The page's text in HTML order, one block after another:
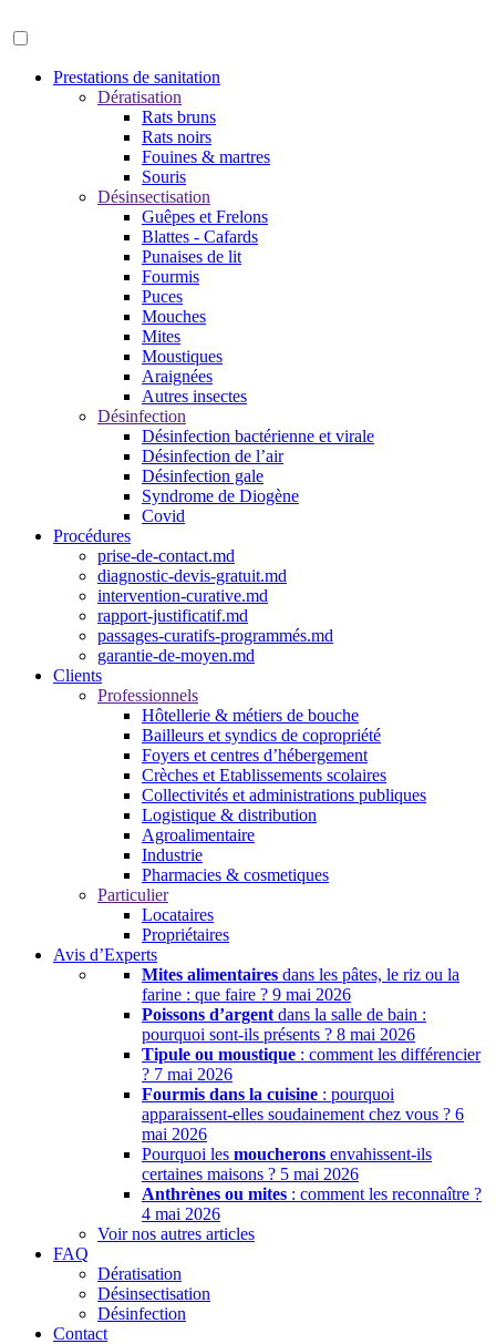
Prestations de sanitation
Dératisation
Rats bruns
Rats noirs
Fouines & martres
Souris
Désinsectisation
Guêpes et Frelons
Blattes - Cafards
Punaises de lit
Fourmis
Puces
Mouches
Mites
Moustiques
Araignées
Autres insectes
Désinfection
Désinfection bactérienne et virale
Désinfection de l’air
Désinfection gale
Syndrome de Diogène
Covid
Procédures
prise-de-contact.md
diagnostic-devis-gratuit.md
intervention-curative.md
rapport-justificatif.md
passages-curatifs-programmés.md
garantie-de-moyen.md
Clients
Professionnels
Hôtellerie & métiers de bouche
Bailleurs et syndics de copropriété
Foyers et centres d’hébergement
Crèches et Etablissements scolaires
Collectivités et administrations publiques
Logistique & distribution
Agroalimentaire
Industrie
Pharmacies & cosmetiques
Particulier
Locataires
Propriétaires
Avis d’Experts
Mites alimentaires dans les pâtes, le riz ou la
farine : que faire ? 9 mai 2026
Poissons d’argent dans la salle de bain :
pourquoi sont-ils présents ? 8 mai 2026
Tipule ou moustique : comment les différencier
? 7 mai 2026
Fourmis dans la cuisine : pourquoi
apparaissent-elles soudainement chez vous ? 6
mai 2026
Pourquoi les moucherons envahissent-ils
certaines maisons ? 5 mai 2026
Anthrènes ou mites : comment les reconnaître ?
4 mai 2026
Voir nos autres articles
FAQ
Dératisation
Désinsectisation
Désinfection
Contact